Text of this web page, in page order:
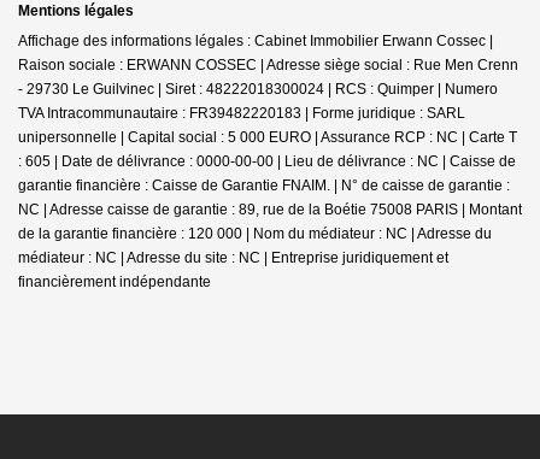
Mentions légales
Affichage des informations légales : Cabinet Immobilier Erwann Cossec |
Raison sociale : ERWANN COSSEC | Adresse siège social : Rue Men Crenn
- 29730 Le Guilvinec | Siret : 48222018300024 | RCS : Quimper | Numero
TVA Intracommunautaire : FR39482220183 | Forme juridique : SARL
unipersonnelle | Capital social : 5 000 EURO | Assurance RCP : NC | Carte T
: 605 | Date de délivrance : 0000-00-00 | Lieu de délivrance : NC | Caisse de
garantie financière : Caisse de Garantie FNAIM. | N° de caisse de garantie :
NC | Adresse caisse de garantie : 89, rue de la Boétie 75008 PARIS | Montant
de la garantie financière : 120 000 | Nom du médiateur : NC | Adresse du
médiateur : NC | Adresse du site : NC | Entreprise juridiquement et
financièrement indépendante